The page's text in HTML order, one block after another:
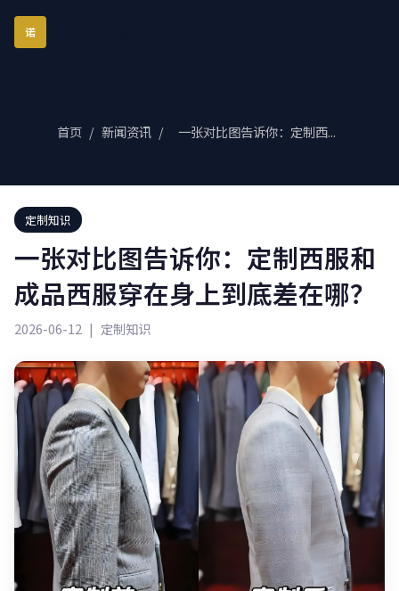
诺
首页 / 新闻资讯 / 一张对比图告诉你：定制西...
定制知识
一张对比图告诉你：定制西服和
成品西服穿在身上到底差在哪？
2026-06-12 | 定制知识